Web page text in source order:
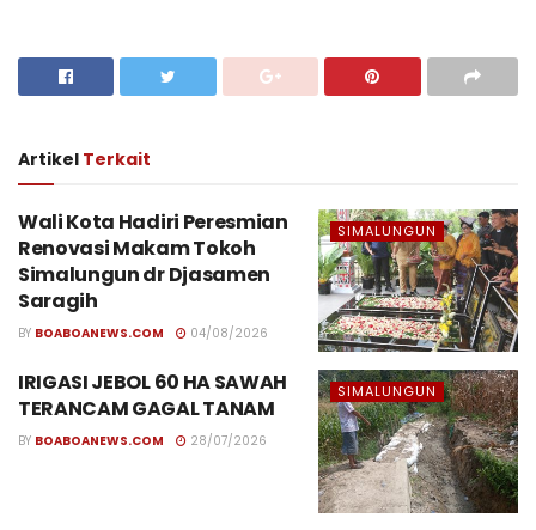
Artikel Terkait
SIMALUNGUN
Wali Kota Hadiri Peresmian
Renovasi Makam Tokoh
Simalungun dr Djasamen
Saragih
BY BOABOANEWS.COM 04/08/2026
SIMALUNGUN
IRIGASI JEBOL 60 HA SAWAH
TERANCAM GAGAL TANAM
BY BOABOANEWS.COM 28/07/2026